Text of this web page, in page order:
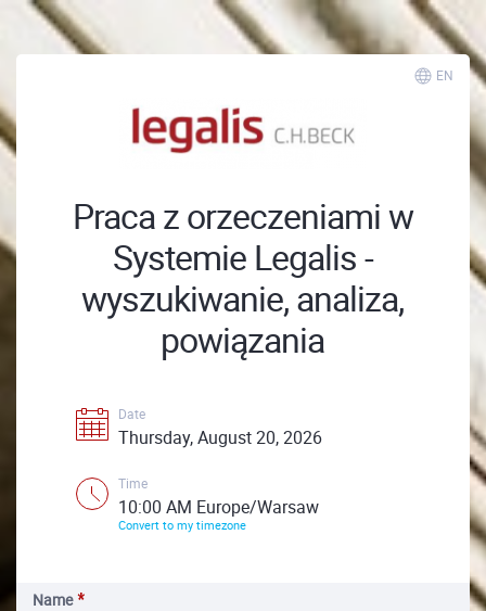
EN
Praca z orzeczeniami w
Systemie Legalis -
wyszukiwanie, analiza,
powiązania
Date
Thursday, August 20, 2026
Time
10:00 AM Europe/Warsaw
Convert to my timezone
Name